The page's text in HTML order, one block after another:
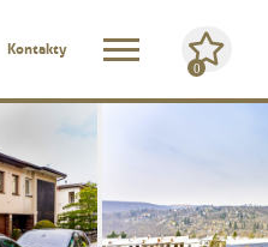
Kontakty
0